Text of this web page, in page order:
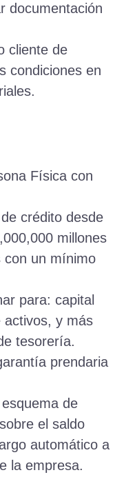
documentación
cliente de
condiciones en
Física con
crédito desde
millones
con un mínimo
para: capital
activos, y más
tesorería.
prendaria
de
el saldo
automático a
la empresa.